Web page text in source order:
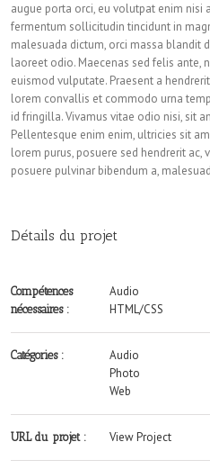
augue porta orci, eu volutpat enim nisi
fermentum sollicitudin tincidunt in
malesuada dictum, orci massa blandit
laoreet odio. Maecenas sed felis ante,
euismod vulputate. Praesent a
lorem convallis et commodo urna
id fringilla. Vivamus vitae odio nisi, sit
Pellentesque enim enim, ultricies sit
lorem purus, posuere sed hendrerit ac,
posuere pulvinar bibendum a,
Détails du projet
Compétences
nécessaires :
Audio
HTML/CSS
Catégories :
Audio
Photo
Web
URL du projet : View Project